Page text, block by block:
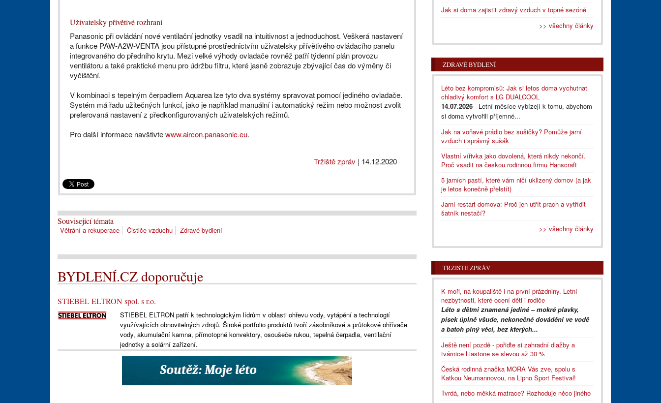
Uživatelsky přívětivé rozhraní
Panasonic při ovládání nové ventilační jednotky vsadil na intuitivnost a jednoduchost. Veškerá nastavení
a funkce PAW-A2W-VENTA jsou přístupné prostřednictvím uživatelsky přívětivého ovládacího panelu
integrovaného do předního krytu. Mezi velké výhody ovladače rovněž patří týdenní plán provozu
ventilátoru a také praktické menu pro údržbu filtru, které jasně zobrazuje zbývající čas do výměny či
vyčištění.
V kombinaci s tepelným čerpadlem Aquarea lze tyto dva systémy spravovat pomocí jediného ovladače.
Systém má řadu užitečných funkcí, jako je například manuální i automatický režim nebo možnost zvolit
preferovaná nastavení z předkonfigurovaných uživatelských režimů.
Pro další informace navštivtewww.aircon.panasonic.eu.
Tržiště zpráv | 14.12.2020
Související témata
Větrání a rekuperace Čističe vzduchu Zdravé bydlení
BYDLENÍ.CZ doporučuje
STIEBEL ELTRON spol. s r.o.
STIEBEL ELTRON patří k technologickým lídrům v oblasti ohřevu vody, vytápění a technologií
využívajících obnovitelných zdrojů. Široké portfolio produktů tvoří zásobníkové a průtokové ohřívače
vody, akumulační kamna, přímotopné konvektory, osoušeče rukou, tepelná čerpadla, ventilační
jednotky a solární zařízení.
Jak si doma zajistit zdravý vzduch v topné sezóně
>> všechny články
ZDRAVÉ BYDLENÍ
Léto bez kompromisů: Jak si letos doma vychutnat
chladivý komfort s LG DUALCOOL
14.07.2026 - Letní měsíce vybízejí k tomu, abychom
si doma vytvořili příjemné...
Jak na voňavé prádlo bez sušičky? Pomůže jarní
vzduch i správný sušák
Vlastní vířivka jako dovolená, která nikdy nekončí.
Proč vsadit na českou rodinnou firmu Hanscraft
5 jarních pastí, které vám ničí uklizený domov (a jak
je letos konečně přelstít)
Jarní restart domova: Proč jen utřít prach a vytřídit
šatník nestačí?
>> všechny články
TRŽIŠTĚ ZPRÁV
K moři, na koupaliště i na první prázdniny. Letní
nezbytnosti, které ocení děti i rodiče
Léto s dětmi znamená jediné – mokré plavky,
písek úplně všude, nekonečné dovádění ve vodě
a batoh plný věcí, bez kterých...
Ještě není pozdě - pořiďte si zahradní dlažby a
tvárnice Liastone se slevou až 30 %
Česká rodinná značka MORA Vás zve, spolu s
Katkou Neumannovou, na Lipno Sport Festival!
Tvrdá, nebo měkká matrace? Rozhoduje něco jiného